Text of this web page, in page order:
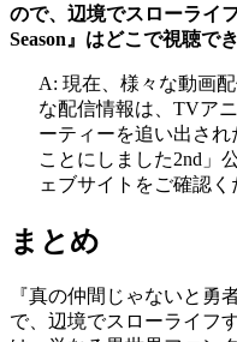
ので、辺境でスローライ
Season』はどこで視聴で
A: 現在、様々な動画
な配信情報は、TVア
ーティーを追い出さ
ことにしました2nd」
ェブサイトをご確認く
まとめ
『真の仲間じゃないと勇
で、辺境でスローライフ